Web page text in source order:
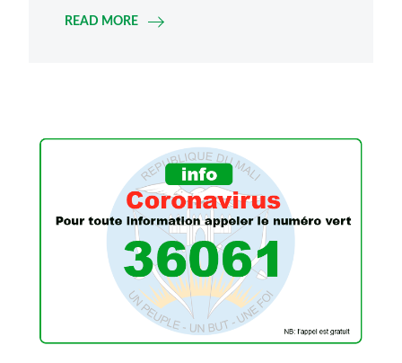
READ MORE